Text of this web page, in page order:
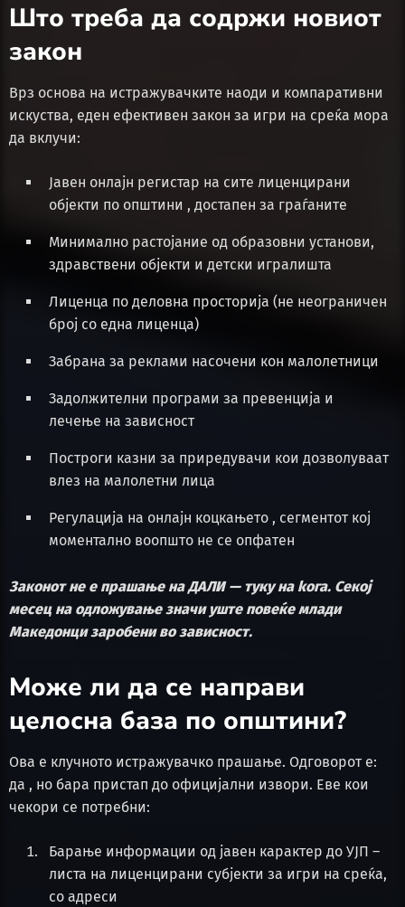
Што треба да содржи новиот
закон
Врз основа на истражувачките наоди и компаративни
искуства, еден ефективен закон за игри на среќа мора
да вклучи:
Јавен онлајн регистар на сите лиценцирани
објекти по општини , достапен за граѓаните
Минимално растојание од образовни установи,
здравствени објекти и детски игралишта
Лиценца по деловна просторија (не неограничен
број со една лиценца)
Забрана за реклами насочени кон малолетници
Задолжителни програми за превенција и
лечење на зависност
Построги казни за приредувачи кои дозволуваат
влез на малолетни лица
Регулација на онлајн коцкањето , сегментот кој
моментално воопшто не се опфатен
Законот не е прашање на ДАЛИ — туку на koга. Секој
месец на одложување значи уште повеќе млади
Македонци заробени во зависност.
Може ли да се направи
целосна база по општини?
Ова е клучното истражувачко прашање. Одговорот е:
да , но бара пристап до официјални извори. Еве кои
чекори се потребни:
Барање информации од јавен карактер до УЈП –
листа на лиценцирани субјекти за игри на среќа,
со адреси